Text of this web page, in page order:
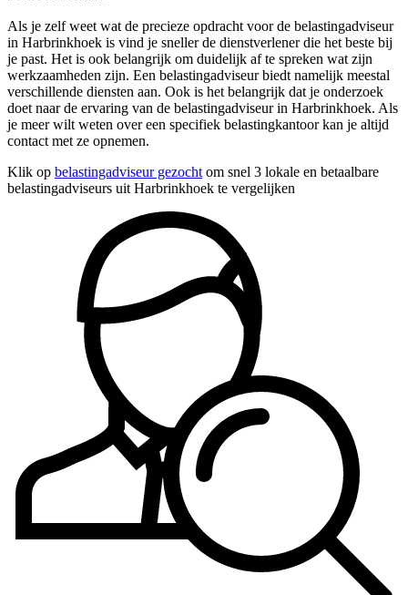
Als je zelf weet wat de precieze opdracht voor de belastingadviseur
in Harbrinkhoek is vind je sneller de dienstverlener die het beste bij
je past. Het is ook belangrijk om duidelijk af te spreken wat zijn
werkzaamheden zijn. Een belastingadviseur biedt namelijk meestal
verschillende diensten aan. Ook is het belangrijk dat je onderzoek
doet naar de ervaring van de belastingadviseur in Harbrinkhoek. Als
je meer wilt weten over een specifiek belastingkantoor kan je altijd
contact met ze opnemen.
Klik op belastingadviseur gezocht om snel 3 lokale en betaalbare
belastingadviseurs uit Harbrinkhoek te vergelijken